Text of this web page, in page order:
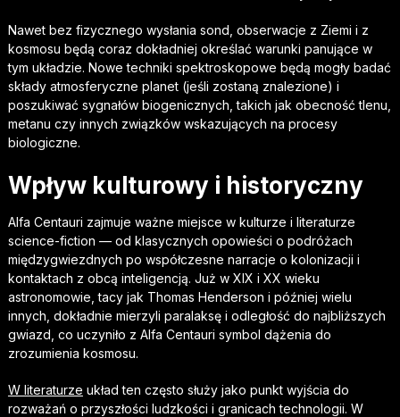
Nawet bez fizycznego wysłania sond, obserwacje z Ziemi i z
kosmosu będą coraz dokładniej określać warunki panujące w
tym układzie. Nowe techniki spektroskopowe będą mogły badać
składy atmosferyczne planet (jeśli zostaną znalezione) i
poszukiwać sygnałów biogenicznych, takich jak obecność tlenu,
metanu czy innych związków wskazujących na procesy
biologiczne.
Wpływ kulturowy i historyczny
Alfa Centauri zajmuje ważne miejsce w kulturze i literaturze
science-fiction — od klasycznych opowieści o podróżach
międzygwiezdnych po współczesne narracje o kolonizacji i
kontaktach z obcą inteligencją. Już w XIX i XX wieku
astronomowie, tacy jak Thomas Henderson i później wielu
innych, dokładnie mierzyli paralaksę i odległość do najbliższych
gwiazd, co uczyniło z Alfa Centauri symbol dążenia do
zrozumienia kosmosu.
W literaturze układ ten często służy jako punkt wyjścia do
rozważań o przyszłości ludzkości i granicach technologii. W